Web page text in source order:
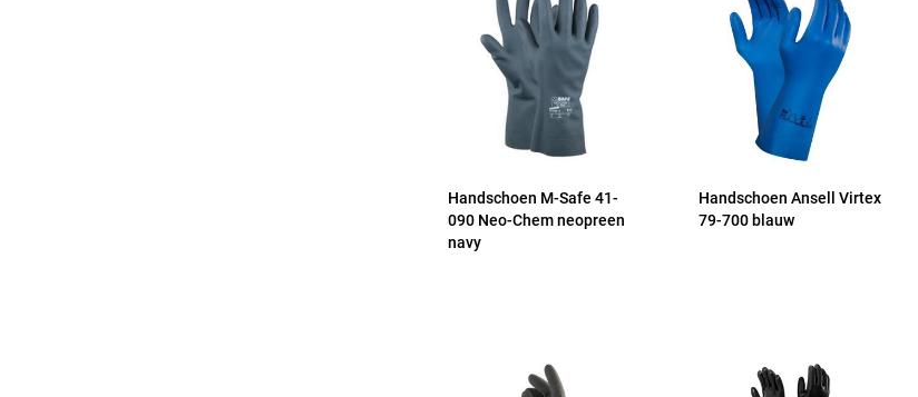
Handschoen M-Safe 41-
090 Neo-Chem neopreen
navy
Handschoen Ansell Virtex
79-700 blauw